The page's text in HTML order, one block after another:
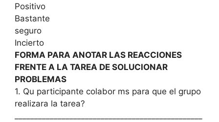
Positivo
Bastante
seguro
Incierto
FORMA PARA ANOTAR LAS REACCIONES
FRENTE A LA TAREA DE SOLUCIONAR
PROBLEMAS
1. Qu participante colabor ms para que el grupo
realizara la tarea?